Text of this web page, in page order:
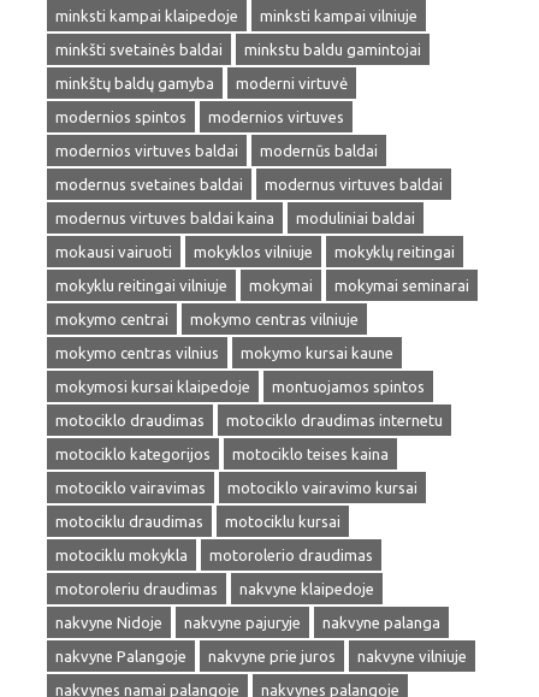
minksti kampai klaipedoje
minksti kampai vilniuje
minkšti svetainės baldai
minkstu baldu gamintojai
minkštų baldų gamyba
moderni virtuvė
modernios spintos
modernios virtuves
modernios virtuves baldai
modernūs baldai
modernus svetaines baldai
modernus virtuves baldai
modernus virtuves baldai kaina
moduliniai baldai
mokausi vairuoti
mokyklos vilniuje
mokyklų reitingai
mokyklu reitingai vilniuje
mokymai
mokymai seminarai
mokymo centrai
mokymo centras vilniuje
mokymo centras vilnius
mokymo kursai kaune
mokymosi kursai klaipedoje
montuojamos spintos
motociklo draudimas
motociklo draudimas internetu
motociklo kategorijos
motociklo teises kaina
motociklo vairavimas
motociklo vairavimo kursai
motociklu draudimas
motociklu kursai
motociklu mokykla
motorolerio draudimas
motoroleriu draudimas
nakvyne klaipedoje
nakvyne Nidoje
nakvyne pajuryje
nakvyne palanga
nakvyne Palangoje
nakvyne prie juros
nakvyne vilniuje
nakvynes namai palangoje
nakvynes palangoje